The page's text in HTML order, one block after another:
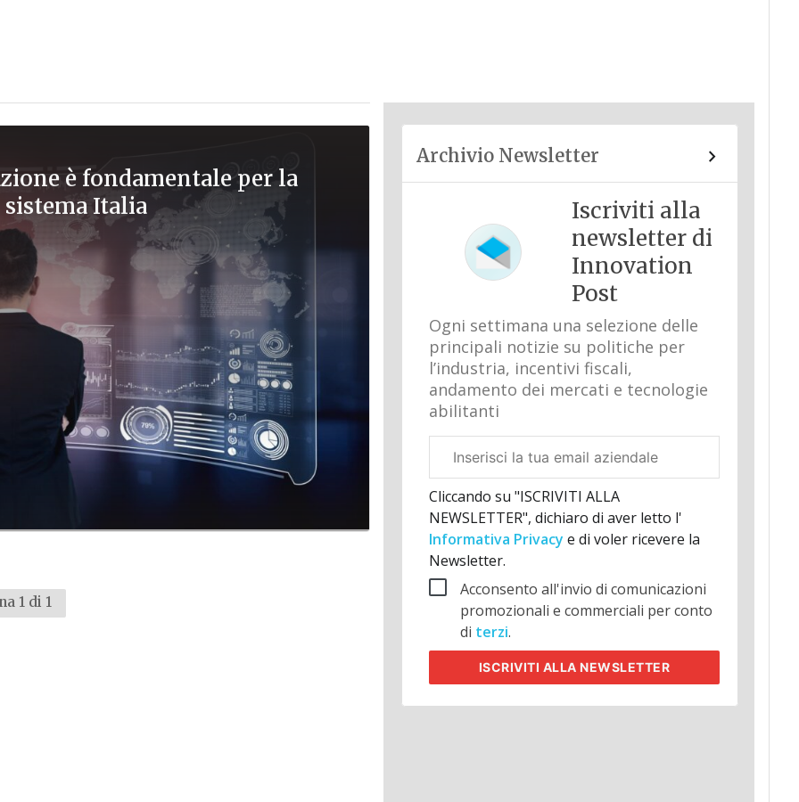
è fondamentale per la
Italia
1 di 1
Archivio Newsletter
Iscriviti alla
newsletter di
Innovation
Post
Ogni settimana una selezione delle
principali notizie su politiche per
l’industria, incentivi fiscali,
andamento dei mercati e tecnologie
abilitanti
aziendale
Cliccando su "ISCRIVITI ALLA
NEWSLETTER", dichiaro di aver letto l'
Informativa Privacy e di voler ricevere la
Newsletter.
Acconsento all'invio di comunicazioni
promozionali e commerciali per conto
di terzi.
ISCRIVITI ALLA NEWSLETTER